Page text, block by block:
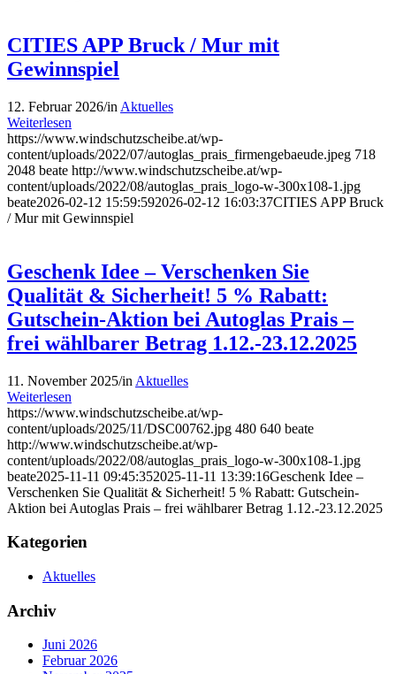
CITIES APP Bruck / Mur mit
Gewinnspiel
12. Februar 2026/in Aktuelles
Weiterlesen
https://www.windschutzscheibe.at/wp-
content/uploads/2022/07/autoglas_prais_firmengebaeude.jpeg 718
2048 beate http://www.windschutzscheibe.at/wp-
content/uploads/2022/08/autoglas_prais_logo-w-300x108-1.jpg
beate2026-02-12 15:59:592026-02-12 16:03:37CITIES APP Bruck
/ Mur mit Gewinnspiel
Geschenk Idee – Verschenken Sie
Qualität & Sicherheit! 5 % Rabatt:
Gutschein-Aktion bei Autoglas Prais –
frei wählbarer Betrag 1.12.-23.12.2025
11. November 2025/in Aktuelles
Weiterlesen
https://www.windschutzscheibe.at/wp-
content/uploads/2025/11/DSC00762.jpg 480 640 beate
http://www.windschutzscheibe.at/wp-
content/uploads/2022/08/autoglas_prais_logo-w-300x108-1.jpg
beate2025-11-11 09:45:352025-11-11 13:39:16Geschenk Idee –
Verschenken Sie Qualität & Sicherheit! 5 % Rabatt: Gutschein-
Aktion bei Autoglas Prais – frei wählbarer Betrag 1.12.-23.12.2025
Kategorien
Aktuelles
Archiv
Juni 2026
Februar 2026